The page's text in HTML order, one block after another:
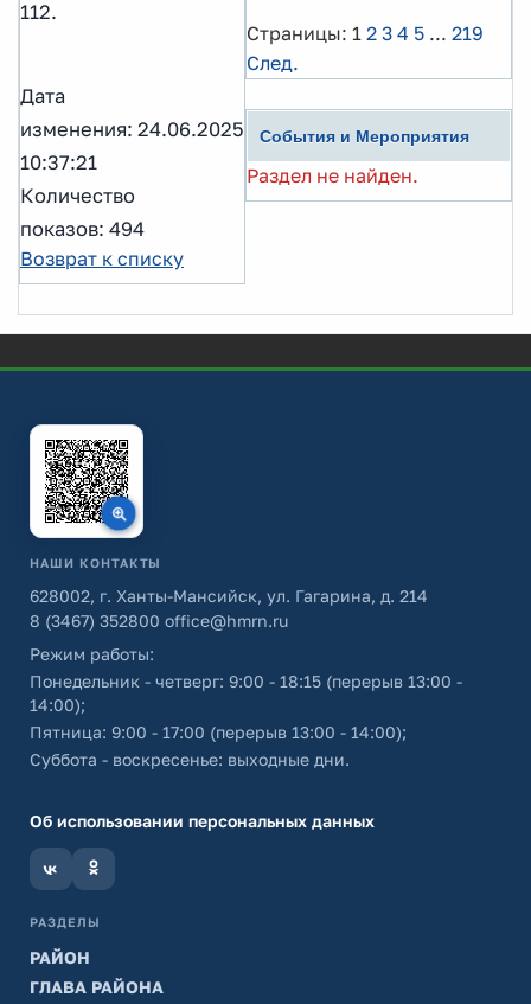
112.
Дата
изменения: 24.06.2025
10:37:21
Количество
показов: 494
Возврат к списку
Страницы: 1 2 3 4 5 ... 219
След.
События и Мероприятия
Раздел не найден.
НАШИ КОНТАКТЫ
628002, г. Ханты-Мансийск, ул. Гагарина, д. 214
8 (3467) 352800 office@hmrn.ru
Режим работы:
Понедельник - четверг: 9:00 - 18:15 (перерыв 13:00 -
14:00);
Пятница: 9:00 - 17:00 (перерыв 13:00 - 14:00);
Суббота - воскресенье: выходные дни.
Об использовании персональных данных
РАЗДЕЛЫ
РАЙОН
ГЛАВА РАЙОНА